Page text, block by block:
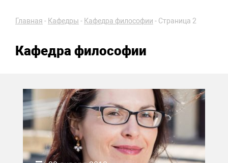
Главная - Кафедры - Кафедра философии - Страница 2
Кафедра философии